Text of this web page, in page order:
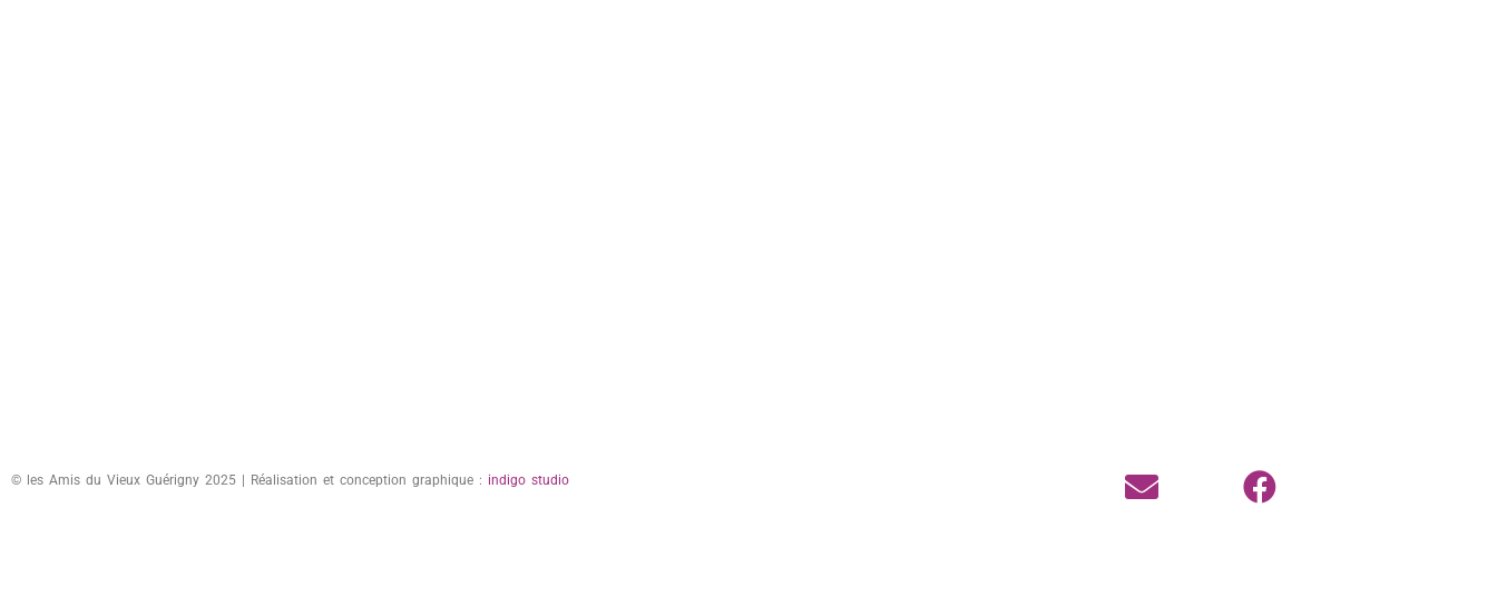
© les Amis du Vieux Guérigny 2025 | Réalisation et conception graphique : indigo studio